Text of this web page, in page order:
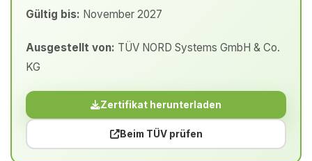
Gültig bis: November 2027
Ausgestellt von: TÜV NORD Systems GmbH & Co.
KG
Zertifikat herunterladen
Beim TÜV prüfen